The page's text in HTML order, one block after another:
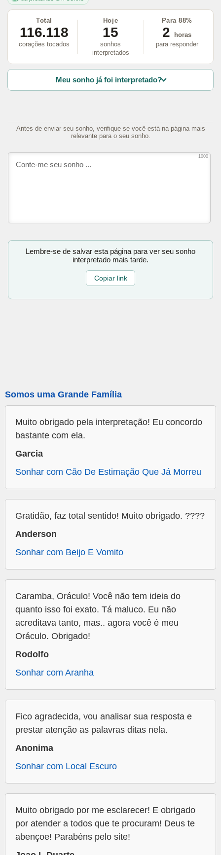
Total
116.118
corações tocados
Hoje
15
sonhos
interpretados
Para 88%
2
horas
para responder
Meu sonho já foi interpretado?
Antes de enviar seu sonho, verifique se você está na página mais
relevante para o seu sonho.
1000
Lembre-se de salvar esta página para ver seu sonho
interpretado mais tarde.
Copiar link
Somos uma Grande Família
Muito obrigado pela interpretação! Eu concordo
bastante com ela.
Garcia
Sonhar com Cão De Estimação Que Já Morreu
Gratidão, faz total sentido! Muito obrigado. ????
Anderson
Sonhar com Beijo E Vomito
Caramba, Oráculo! Você não tem ideia do
quanto isso foi exato. Tá maluco. Eu não
acreditava tanto, mas.. agora você é meu
Oráculo. Obrigado!
Rodolfo
Sonhar com Aranha
Fico agradecida, vou analisar sua resposta e
prestar atenção as palavras ditas nela.
Anonima
Sonhar com Local Escuro
Muito obrigado por me esclarecer! E obrigado
por atender a todos que te procuram! Deus te
abençoe! Parabéns pelo site!